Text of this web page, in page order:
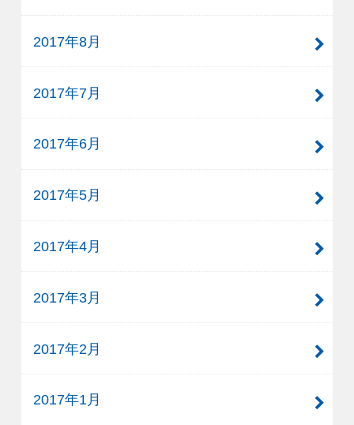
2017年8月
2017年7月
2017年6月
2017年5月
2017年4月
2017年3月
2017年2月
2017年1月